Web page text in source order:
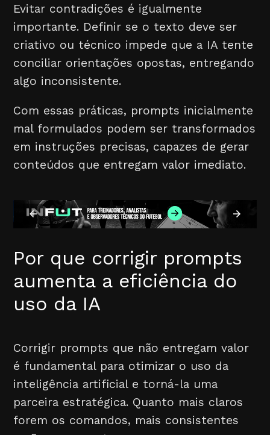
Evitar contradições é igualmente
importante. Definir se o texto deve ser
criativo ou técnico impede que a IA tente
conciliar orientações opostas, entregando
algo inconsistente.
Com essas práticas, prompts inicialmente
mal formulados podem ser transformados
em instruções precisas, capazes de gerar
conteúdos que entregam valor imediato.
Por que corrigir prompts
aumenta a eficiência do
uso da IA
Corrigir prompts que não entregam valor
é fundamental para otimizar o uso da
inteligência artificial e torná-la uma
parceira estratégica. Quanto mais claros
forem os comandos, mais consistentes